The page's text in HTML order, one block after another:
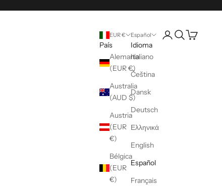
EUR €
País
Alemania
(EUR €)
Australia
(AUD $)
Austria
(EUR
€)
Bélgica
(EUR
€)
Español
Idioma
Italiano
Čeština
Dansk
Deutsch
Ελληνικά
English
Español
Français
Abrir página de la
Abrir búsqueda
Abrir cesta